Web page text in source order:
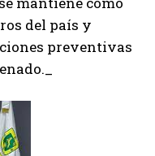
del país y
preventivas